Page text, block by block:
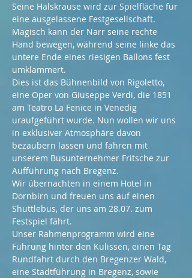
Seine Halskrause wird zur Spielfläche für
eine ausgelassene Festgesellschaft.
Magisch kann der Narr seine rechte
Hand bewegen, während seine linke das
untere Ende eines riesigen Ballons fest
umklammert.
Dies ist das Bühnenbild von Rigoletto,
eine Oper von Giuseppe Verdi, die 1851
am Teatro La Fenice in Venedig
uraufgeführt wurde. Nun wollen wir uns
in exklusiver Atmosphäre davon
bezaubern lassen und fahren mit
unserem Busunternehmer Fritsche zur
Aufführung nach Bregenz.
Wir übernachten in einem Hotel in
Dornbirn und freuen uns auf einen
Shuttlebus, der uns am 28.07. zum
Festspiel fährt.
Unser Rahmenprogramm wird eine
Führung hinter den Kulissen, einen Tag
Rundfahrt durch den Bregenzer Wald,
eine Stadtführung in Bregenz, sowie